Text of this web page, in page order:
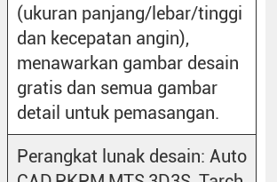
(ukuran panjang/lebar/tinggi
dan kecepatan angin),
menawarkan gambar desain
gratis dan semua gambar
detail untuk pemasangan.
Perangkat lunak desain: Auto